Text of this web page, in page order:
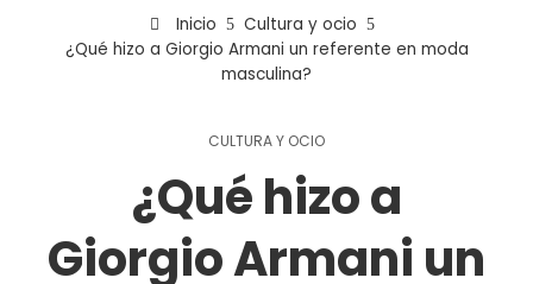
Inicio
Cultura y ocio
¿Qué hizo a Giorgio Armani un referente en moda
masculina?
CULTURA Y OCIO
¿Qué hizo a
Giorgio Armani un